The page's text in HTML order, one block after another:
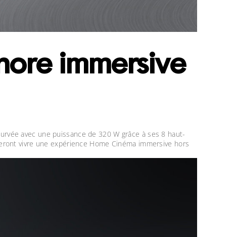
immersive
avec une puissance de 320 W grâce à ses 8 haut-
vivre une expérience Home Cinéma immersive hors